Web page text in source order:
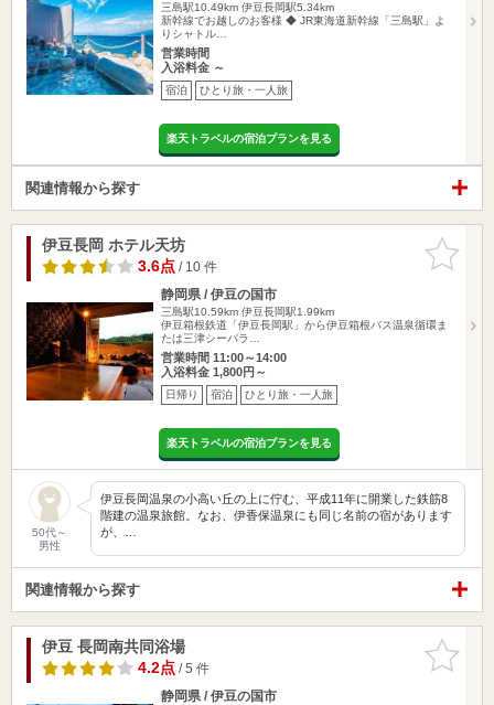
三島駅10.49km 伊豆長岡駅5.34km
新幹線でお越しのお客様 ◆ JR東海道新幹線「三島駅」よ
りシャトル…
営業時間
入浴料金 ～
宿泊 ひとり旅・一人旅
楽天トラベルの宿泊プランを見る
関連情報から探す
お気に入
りに追加
伊豆長岡 ホテル天坊
3.6点/ 10 件
静岡県 / 伊豆の国市
三島駅10.59km 伊豆長岡駅1.99km
伊豆箱根鉄道「伊豆長岡駅」から伊豆箱根バス温泉循環ま
たは三津シーパラ…
営業時間 11:00～14:00
入浴料金 1,800円～
日帰り 宿泊 ひとり旅・一人旅
楽天トラベルの宿泊プランを見る
50代～
男性
伊豆長岡温泉の小高い丘の上に佇む、平成11年に開業した鉄筋8
階建の温泉旅館。なお、伊香保温泉にも同じ名前の宿があります
が、…
関連情報から探す
お気に入
りに追加
伊豆 長岡南共同浴場
4.2点/ 5 件
静岡県 / 伊豆の国市